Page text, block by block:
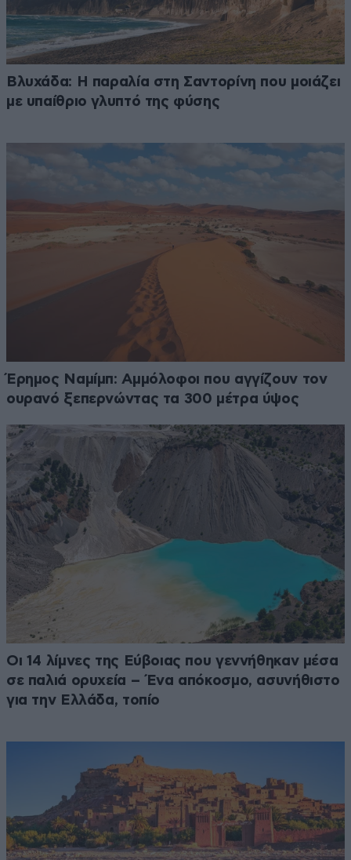
Βλυχάδα: Η παραλία στη Σαντορίνη που μοιάζει
με υπαίθριο γλυπτό της φύσης
Έρημος Ναμίμπ: Αμμόλοφοι που αγγίζουν τον
ουρανό ξεπερνώντας τα 300 μέτρα ύψος
Οι 14 λίμνες της Εύβοιας που γεννήθηκαν μέσα
σε παλιά ορυχεία – Ένα απόκοσμο, ασυνήθιστο
για την Ελλάδα, τοπίο